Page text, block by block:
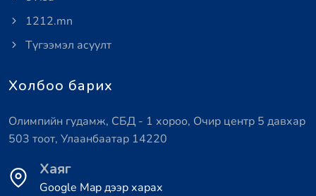
1212.mn
Түгээмэл асуулт
Холбоо барих
Олимпийн гудамж, СБД - 1 хороо, Очир центр 5 давхар
503 тоот, Улаанбаатар 14220
Хаяг
Google Map дээр харах